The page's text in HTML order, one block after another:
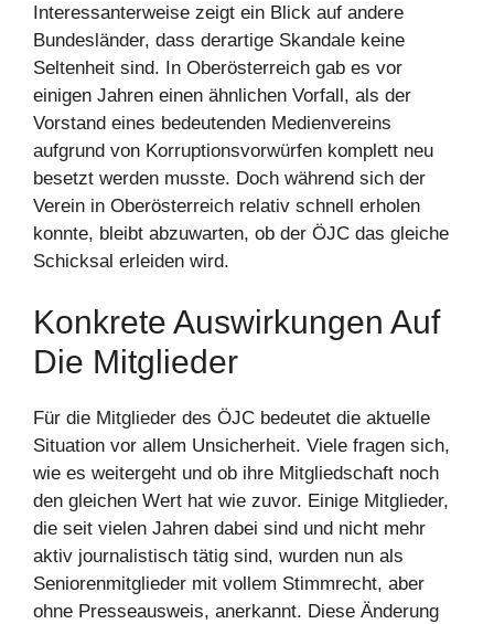
Interessanterweise zeigt ein Blick auf andere
Bundesländer, dass derartige Skandale keine
Seltenheit sind. In Oberösterreich gab es vor
einigen Jahren einen ähnlichen Vorfall, als der
Vorstand eines bedeutenden Medienvereins
aufgrund von Korruptionsvorwürfen komplett neu
besetzt werden musste. Doch während sich der
Verein in Oberösterreich relativ schnell erholen
konnte, bleibt abzuwarten, ob der ÖJC das gleiche
Schicksal erleiden wird.
Konkrete Auswirkungen Auf
Die Mitglieder
Für die Mitglieder des ÖJC bedeutet die aktuelle
Situation vor allem Unsicherheit. Viele fragen sich,
wie es weitergeht und ob ihre Mitgliedschaft noch
den gleichen Wert hat wie zuvor. Einige Mitglieder,
die seit vielen Jahren dabei sind und nicht mehr
aktiv journalistisch tätig sind, wurden nun als
Seniorenmitglieder mit vollem Stimmrecht, aber
ohne Presseausweis, anerkannt. Diese Änderung